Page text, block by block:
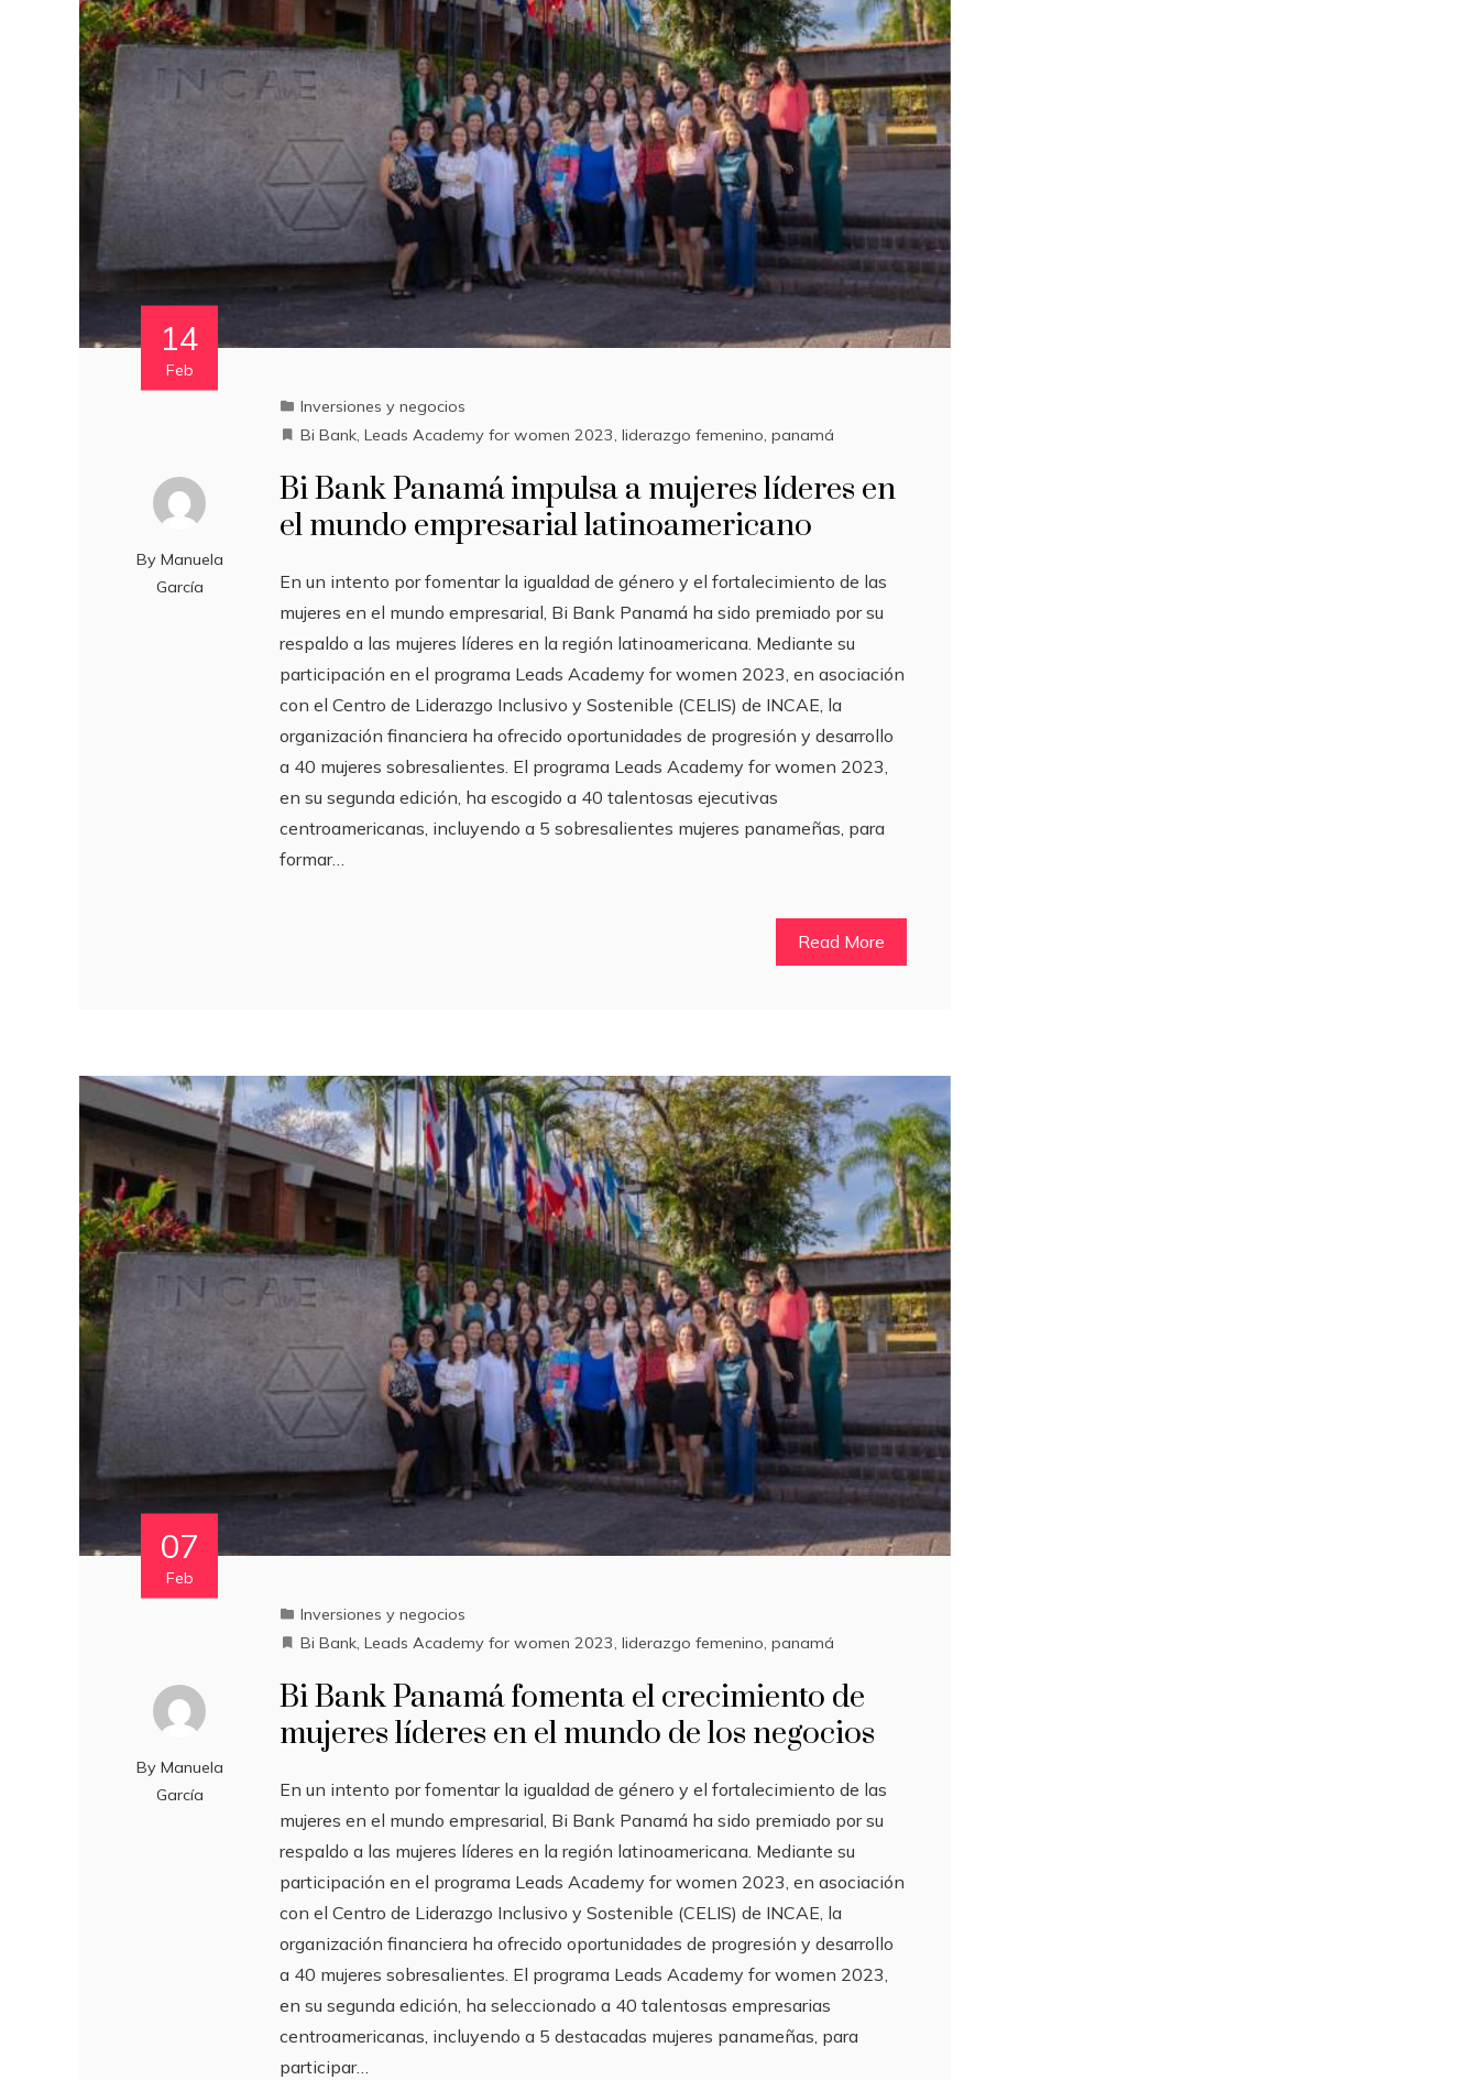
14
Feb
By Manuela
García
Inversiones y negocios
Bi Bank,Leads Academy for women 2023,liderazgo femenino,panamá
Bi Bank Panamá impulsa a mujeres líderes en
el mundo empresarial latinoamericano
En un intento por fomentar la igualdad de género y el fortalecimiento de las
mujeres en el mundo empresarial, Bi Bank Panamá ha sido premiado por su
respaldo a las mujeres líderes en la región latinoamericana. Mediante su
participación en el programa Leads Academy for women 2023, en asociación
con el Centro de Liderazgo Inclusivo y Sostenible (CELIS) de INCAE, la
organización financiera ha ofrecido oportunidades de progresión y desarrollo
a 40 mujeres sobresalientes. El programa Leads Academy for women 2023,
en su segunda edición, ha escogido a 40 talentosas ejecutivas
centroamericanas, incluyendo a 5 sobresalientes mujeres panameñas, para
formar…
Read More
07
Feb
By Manuela
García
Inversiones y negocios
Bi Bank,Leads Academy for women 2023,liderazgo femenino,panamá
Bi Bank Panamá fomenta el crecimiento de
mujeres líderes en el mundo de los negocios
En un intento por fomentar la igualdad de género y el fortalecimiento de las
mujeres en el mundo empresarial, Bi Bank Panamá ha sido premiado por su
respaldo a las mujeres líderes en la región latinoamericana. Mediante su
participación en el programa Leads Academy for women 2023, en asociación
con el Centro de Liderazgo Inclusivo y Sostenible (CELIS) de INCAE, la
organización financiera ha ofrecido oportunidades de progresión y desarrollo
a 40 mujeres sobresalientes. El programa Leads Academy for women 2023,
en su segunda edición, ha seleccionado a 40 talentosas empresarias
centroamericanas, incluyendo a 5 destacadas mujeres panameñas, para
participar…